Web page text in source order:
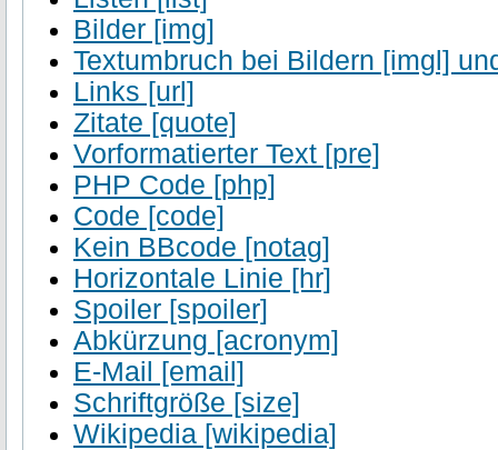
Bilder [img]
Textumbruch bei Bildern [imgl]
Links [url]
Zitate [quote]
Vorformatierter Text [pre]
PHP Code [php]
Code [code]
Kein BBcode [notag]
Horizontale Linie [hr]
Spoiler [spoiler]
Abkürzung [acronym]
E-Mail [email]
Schriftgröße [size]
Wikipedia [wikipedia]